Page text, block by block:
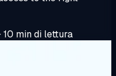
·10 min di lettura